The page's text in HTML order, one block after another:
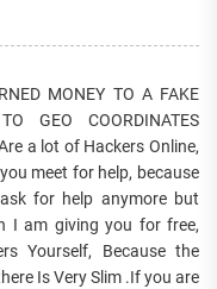
MONEY TO A FAKE
GEO COORDINATES
a lot of Hackers Online,
meet for help, because
for help anymore but
I am giving you for free,
Yourself, Because the
Is Very Slim .If you are